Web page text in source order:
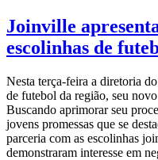
Joinville
escolinhas de
Nesta terça-feira a diretoria
de futebol da região, seu
Buscando aprimorar seu
jovens promessas que se
parceria com as escolinhas
demonstraram interesse em